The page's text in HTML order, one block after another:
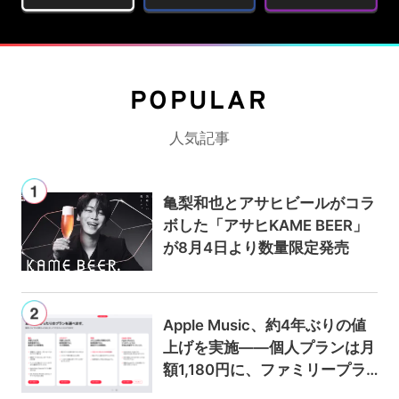
POPULAR
人気記事
亀梨和也とアサヒビールがコラ
ボした「アサヒKAME BEER」
が8月4日より数量限定発売
Apple Music、約4年ぶりの値
上げを実施——個人プランは月
額1,180円に、ファミリープラ